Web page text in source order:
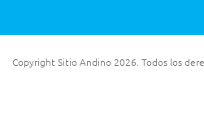
Copyright Sitio Andino 2026. Todos los